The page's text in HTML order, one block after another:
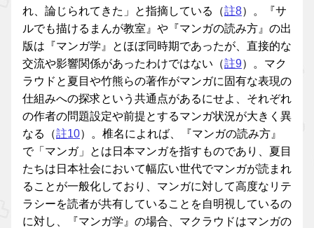
れ、論じられてきた」と指摘している（註8）。『サ
ルでも描けるまんが教室』や『マンガの読み方』の出
版は『マンガ学』とほぼ同時期であったが、直接的な
交流や影響関係があったわけではない（註9）。マク
ラウドと夏目や竹熊らの著作がマンガに固有な表現の
仕組みへの探求という共通点があるにせよ、それぞれ
の作者の問題設定や前提とするマンガ状況が大きく異
なる（註10）。椎名によれば、『マンガの読み方』
で「マンガ」とは日本マンガを指すものであり、夏目
たちは日本社会において幅広い世代でマンガが読まれ
ることが一般化しており、マンガに対して高度なリテ
ラシーを読者が共有していることを自明視しているの
に対し、『マンガ学』の場合、マクラウドはマンガの